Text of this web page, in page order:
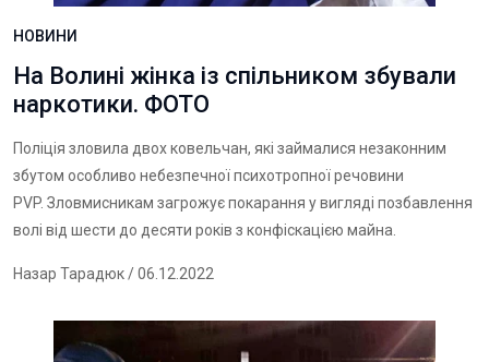
НОВИНИ
На Волині жінка із спільником збували
наркотики. ФОТО
Поліція зловила двох ковельчан, які займалися незаконним
збутом особливо небезпечної психотропної речовини
PVP. Зловмисникам загрожує покарання у вигляді позбавлення
волі від шести до десяти років з конфіскацією майна.
Назар Тарадюк/ 06.12.2022